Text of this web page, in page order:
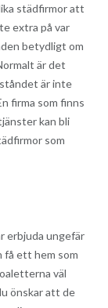
städfirmor att
extra på var
betydligt om
är det
är inte
firma som finns
kan bli
som
erbjuda ungefär
få ett hem som
väl
önskar att de